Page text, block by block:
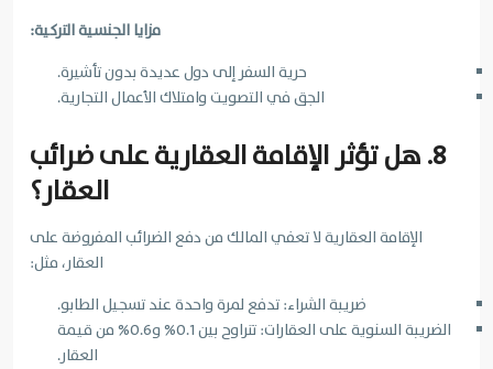
مزايا الجنسية التركية:
حرية السفر إلى دول عديدة بدون تأشيرة.
الجق في التصويت وامتلاك الأعمال التجارية.
8. هل تؤثر الإقامة العقارية على ضرائب
العقار؟
الإقامة العقارية لا تعفي المالك من دفع الضرائب المفروضة على
العقار، مثل:
ضريبة الشراء: تدفع لمرة واحدة عند تسجيل الطابو.
الضريبة السنوية على العقارات: تتراوح بين 0.1% و0.6% من قيمة
العقار.